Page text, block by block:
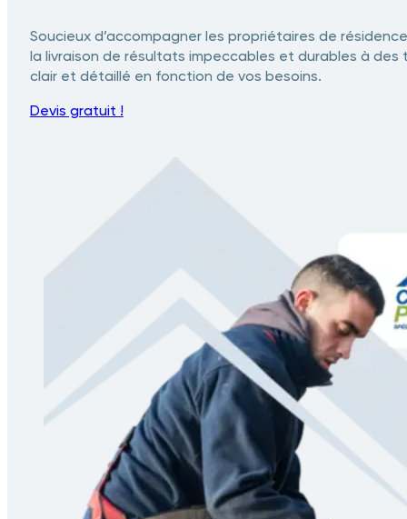
Soucieux d’accompagner les propriétaires de
la livraison de résultats impeccables et durables à
clair et détaillé en fonction de vos besoins.
Devis gratuit !